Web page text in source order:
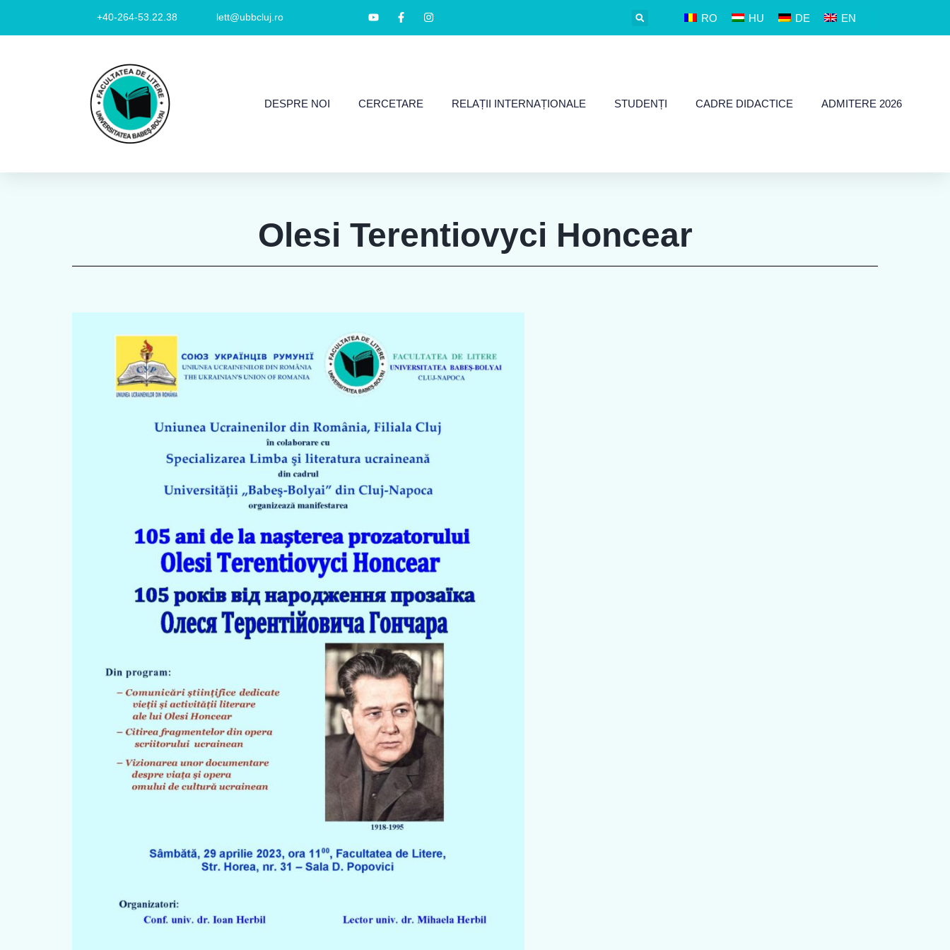
+40-264-53.22.38 lett@ubbcluj.ro RO HU DE EN
DESPRE NOI CERCETARE RELAȚII INTERNAȚIONALE STUDENȚI CADRE DIDACTICE ADMITERE 2026
Olesi Terentiovyci Honcear